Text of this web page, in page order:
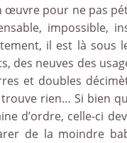
pour ne pas
impossible,
il est là sous
des neuves des
et doubles
rien… Si bien
d’ordre, celle-ci
de la moindre